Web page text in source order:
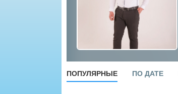
ПОПУЛЯРНЫЕ ПО ДАТЕ